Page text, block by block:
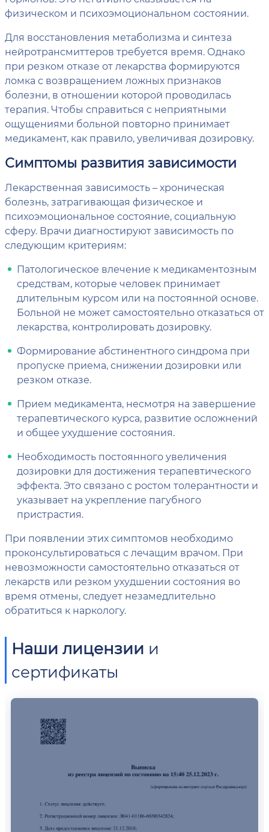
физическом и психоэмоциональном состоянии.
Для восстановления метаболизма и синтеза
нейротрансмиттеров требуется время. Однако
при резком отказе от лекарства формируются
ломка с возвращением ложных признаков
болезни, в отношении которой проводилась
терапия. Чтобы справиться с неприятными
ощущениями больной повторно принимает
медикамент, как правило, увеличивая дозировку.
Симптомы развития зависимости
Лекарственная зависимость – хроническая
болезнь, затрагивающая физическое и
психоэмоциональное состояние, социальную
сферу. Врачи диагностируют зависимость по
следующим критериям:
Патологическое влечение к медикаментозным
средствам, которые человек принимает
длительным курсом или на постоянной основе.
Больной не может самостоятельно отказаться от
лекарства, контролировать дозировку.
Формирование абстинентного синдрома при
пропуске приема, снижении дозировки или
резком отказе.
Прием медикамента, несмотря на завершение
терапевтического курса, развитие осложнений
и общее ухудшение состояния.
Необходимость постоянного увеличения
дозировки для достижения терапевтического
эффекта. Это связано с ростом толерантности и
указывает на укрепление пагубного
пристрастия.
При появлении этих симптомов необходимо
проконсультироваться с лечащим врачом. При
невозможности самостоятельно отказаться от
лекарств или резком ухудшении состояния во
время отмены, следует незамедлительно
обратиться к наркологу.
Наши лицензии и
сертификаты